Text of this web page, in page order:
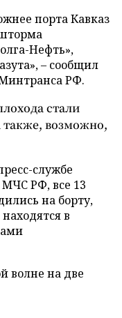
порта Кавказ
Нефть»,
– сообщил
РФ.
стали
также, возможно,
службе
РФ, все 13
на борту,
в
волне на две